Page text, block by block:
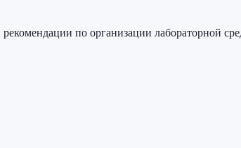
по организации лабораторной